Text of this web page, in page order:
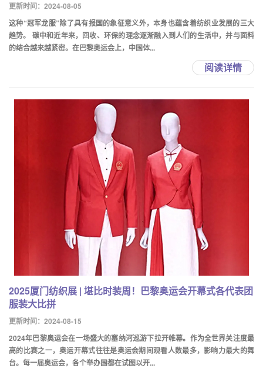
更新时间：2024-08-05
这种“冠军龙服”除了具有报国的象征意义外，本身也蕴含着纺织业发展的三大
趋势。 碳中和近年来，回收、环保的理念逐渐融入到人们的生活中，并与面料
的结合越来越紧密。在巴黎奥运会上，中国体...
阅读详情
2025厦门纺织展 | 堪比时装周！巴黎奥运会开幕式各代表团
服装大比拼
更新时间：2024-08-15
2024年巴黎奥运会在一场盛大的塞纳河巡游下拉开帷幕。作为全世界关注度最
高的比赛之一，奥运开幕式往往是奥运会期间观看人数最多，影响力最大的舞
台。每一届奥运会，各个举办国都在试图以开...